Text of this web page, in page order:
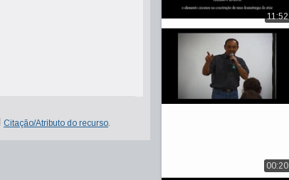
Citação/Atributo do recurso.
11:52
00:20